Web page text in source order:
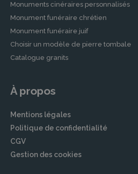
Monuments cinéraires personnalisés
Monument funéraire chrétien
Monument funéraire juif
Choisir un modèle de pierre tombale
Catalogue granits
À propos
Mentions légales
Politique de confidentialité
CGV
Gestion des cookies